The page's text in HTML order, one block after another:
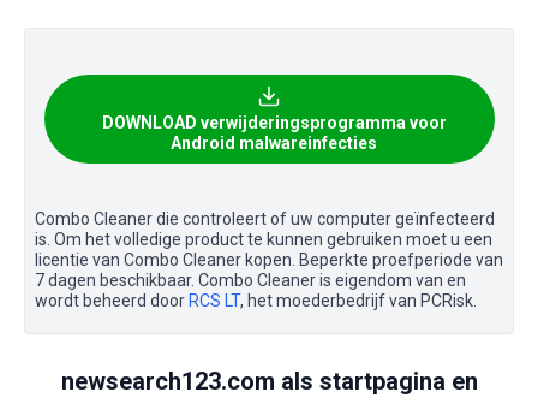
DOWNLOAD verwijderingsprogramma voor
Android malwareinfecties
Combo Cleaner die controleert of uw computer geïnfecteerd
is. Om het volledige product te kunnen gebruiken moet u een
licentie van Combo Cleaner kopen. Beperkte proefperiode van
7 dagen beschikbaar. Combo Cleaner is eigendom van en
wordt beheerd door RCS LT, het moederbedrijf van PCRisk.
newsearch123.com als startpagina en